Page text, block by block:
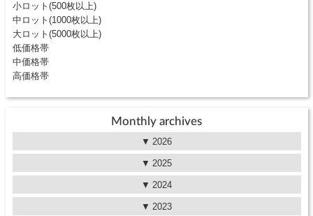
小ロット(500枚以上)
中ロット(1000枚以上)
大ロット(5000枚以上)
低価格帯
中価格帯
高価格帯
Monthly archives
2026
2025
2024
2023